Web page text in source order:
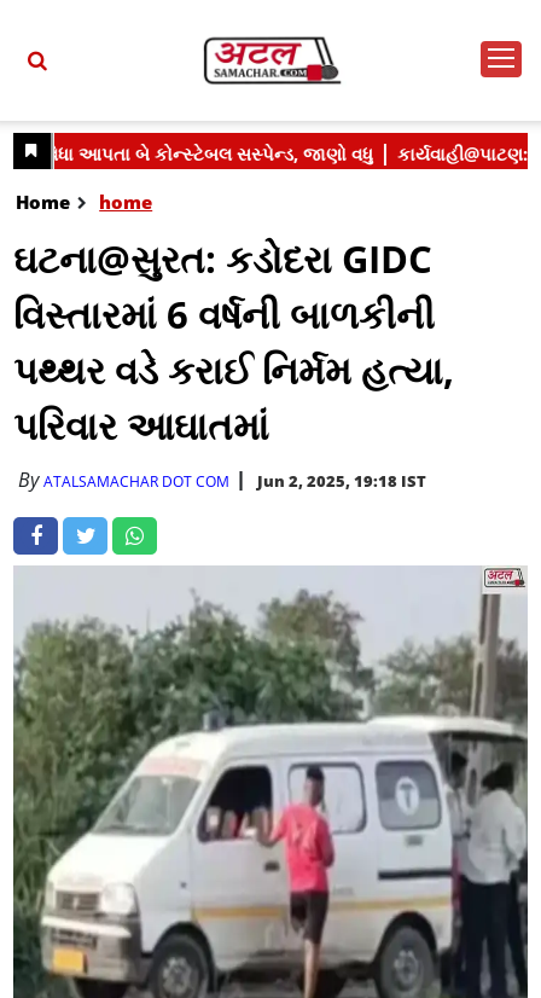
Home home
ઘટના@સુરત: કડોદરા GIDC
વિસ્તારમાં 6 વર્ષની બાળકીની
પથ્થર વડે કરાઈ નિર્મમ હત્યા,
પરિવાર આઘાતમાં
ByATALSAMACHAR DOT COM Jun 2, 2025, 19:18 IST